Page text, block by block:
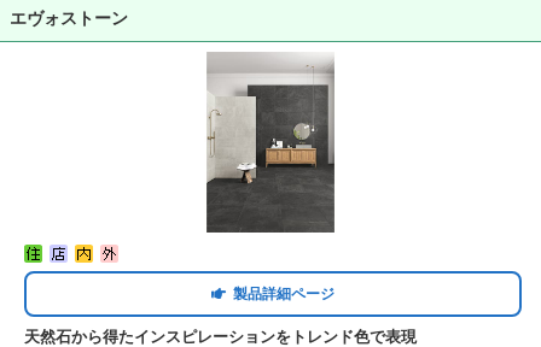
エヴォストーン
製品詳細ページ
天然石から得たインスピレーションをトレンド色で表現